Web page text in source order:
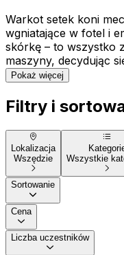
Warkot setek koni
wgniatające w fotel i
skórkę – to wszystko
maszyny, decydując
Pokaż więcej
Filtry i
Lokalizacja
Wszędzie
Wszystkie
Sortowanie
Cena
Liczba uczestników